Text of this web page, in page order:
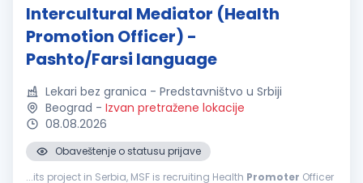
Intercultural Mediator (Health
Promotion Officer) -
Pashto/Farsi language
Lekari bez granica - Predstavništvo u Srbiji
Beograd - Izvan pretražene lokacije
08.08.2026
Obaveštenje o statusu prijave
...its project in Serbia, MSF is recruiting Health Promoter Officer